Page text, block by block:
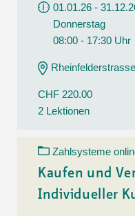
01.01.26 -
Donnerstag
08:00 - 17:30 Uhr
CHF 220.00
2 Lektionen
Zahlsysteme
Kaufen und
Individueller